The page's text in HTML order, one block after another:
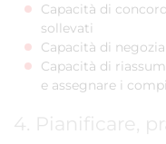
Capacità di
sollevati
Capacità di
Capacità di
e assegnare i
4. Pianificare,